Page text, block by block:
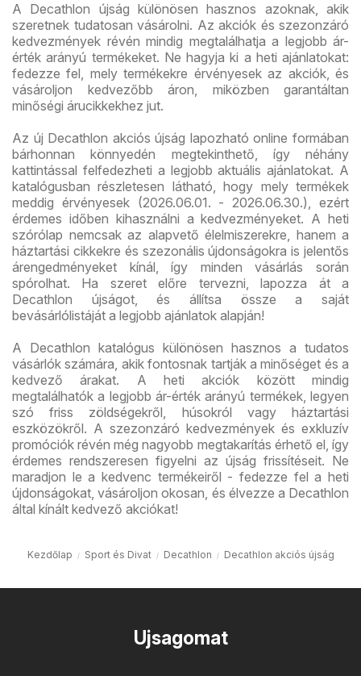
A Decathlon újság különösen hasznos azoknak, akik
szeretnek tudatosan vásárolni. Az akciók és szezonzáró
kedvezmények révén mindig megtalálhatja a legjobb ár-
érték arányú termékeket. Ne hagyja ki a heti ajánlatokat:
fedezze fel, mely termékekre érvényesek az akciók, és
vásároljon kedvezőbb áron, miközben garantáltan
minőségi árucikkekhez jut.
Az új Decathlon akciós újság lapozható online formában
bárhonnan könnyedén megtekinthető, így néhány
kattintással felfedezheti a legjobb aktuális ajánlatokat. A
katalógusban részletesen látható, hogy mely termékek
meddig érvényesek (2026.06.01. - 2026.06.30.), ezért
érdemes időben kihasználni a kedvezményeket. A heti
szórólap nemcsak az alapvető élelmiszerekre, hanem a
háztartási cikkekre és szezonális újdonságokra is jelentős
árengedményeket kínál, így minden vásárlás során
spórolhat. Ha szeret előre tervezni, lapozza át a
Decathlon újságot, és állítsa össze a saját
bevásárlólistáját a legjobb ajánlatok alapján!
A Decathlon katalógus különösen hasznos a tudatos
vásárlók számára, akik fontosnak tartják a minőséget és a
kedvező árakat. A heti akciók között mindig
megtalálhatók a legjobb ár-érték arányú termékek, legyen
szó friss zöldségekről, húsokról vagy háztartási
eszközökről. A szezonzáró kedvezmények és exkluzív
promóciók révén még nagyobb megtakarítás érhető el, így
érdemes rendszeresen figyelni az újság frissítéseit. Ne
maradjon le a kedvenc termékeiről - fedezze fel a heti
újdonságokat, vásároljon okosan, és élvezze a Decathlon
által kínált kedvező akciókat!
Kezdőlap Sport és Divat Decathlon Decathlon akciós újság
Ujsagomat